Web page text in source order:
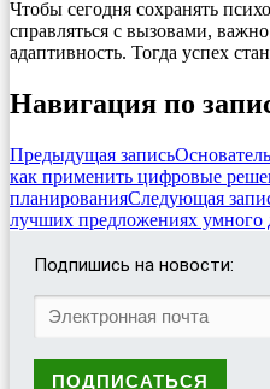
Чтобы сегодня сохранять
справляться с вызовами,
адаптивность. Тогда успех
Навигация по
Предыдущая запись
как применить цифровые
планированияСледующая
лучших предложениях умного
Подпишись на новости: